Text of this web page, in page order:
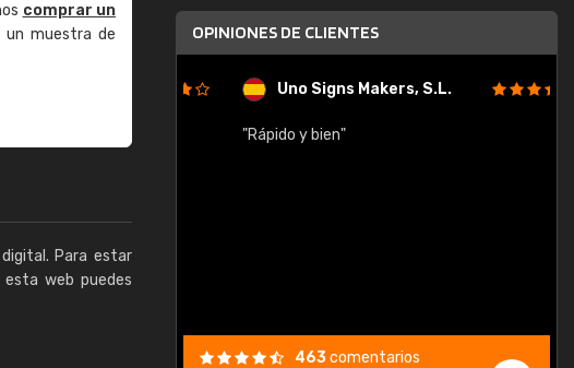
comprar un
un muestra de
Para estar
esta web puedes
OPINIONES DE CLIENTES
Uno Signs Makers, S.L.
"Rápido y bien"
463comentarios